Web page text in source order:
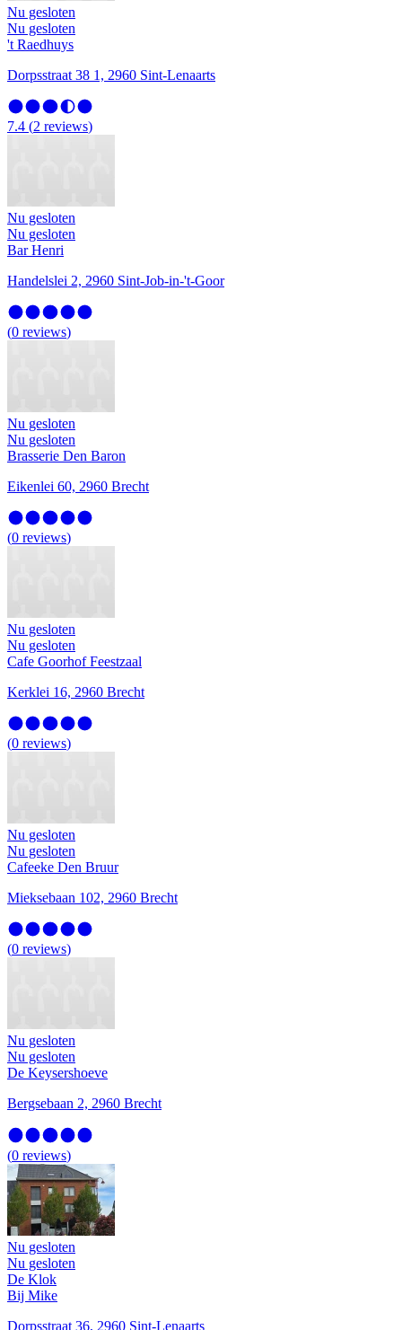
Nu gesloten
Nu gesloten
't Raedhuys
Dorpsstraat 38 1, 2960 Sint-Lenaarts
7.4 (2 reviews)
Nu gesloten
Nu gesloten
Bar Henri
Handelslei 2, 2960 Sint-Job-in-'t-Goor
(0 reviews)
Nu gesloten
Nu gesloten
Brasserie Den Baron
Eikenlei 60, 2960 Brecht
(0 reviews)
Nu gesloten
Nu gesloten
Cafe Goorhof Feestzaal
Kerklei 16, 2960 Brecht
(0 reviews)
Nu gesloten
Nu gesloten
Cafeeke Den Bruur
Mieksebaan 102, 2960 Brecht
(0 reviews)
Nu gesloten
Nu gesloten
De Keysershoeve
Bergsebaan 2, 2960 Brecht
(0 reviews)
Nu gesloten
Nu gesloten
De Klok
Bij Mike
Dorpsstraat 36, 2960 Sint-Lenaarts